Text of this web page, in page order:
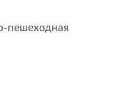
пешеходная